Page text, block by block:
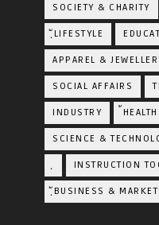
SOCIETY & CHARITY
ฺัLIFESTYLE
APPAREL &
SOCIAL AFFAIRS
INDUSTRY
SCIENCE &
INSTRUCTION
BUSINESS &